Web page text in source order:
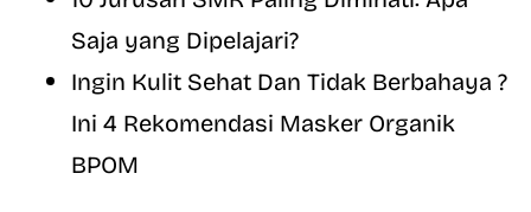
Saja yang Dipelajari?
Ingin Kulit Sehat Dan Tidak Berbahaya ?
Ini 4 Rekomendasi Masker Organik
BPOM